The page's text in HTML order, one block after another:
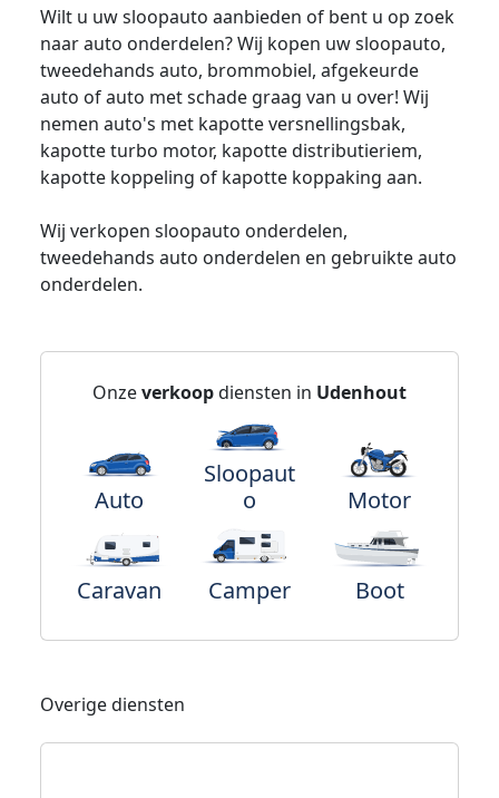
Wilt u uw sloopauto aanbieden of bent u op zoek
naar auto onderdelen? Wij kopen uw sloopauto,
tweedehands auto, brommobiel, afgekeurde
auto of auto met schade graag van u over! Wij
nemen auto's met kapotte versnellingsbak,
kapotte turbo motor, kapotte distributieriem,
kapotte koppeling of kapotte koppaking aan.
Wij verkopen sloopauto onderdelen,
tweedehands auto onderdelen en gebruikte auto
onderdelen.
Onzeverkoopdiensten in Udenhout
Auto
Sloopaut
o
Motor
Caravan Camper Boot
Overige diensten